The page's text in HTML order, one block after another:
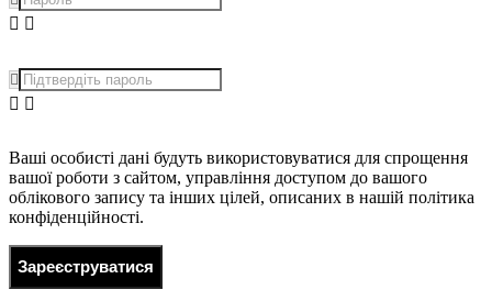
Ваші особисті дані будуть використовуватися для спрощення
вашої роботи з сайтом, управління доступом до вашого
облікового запису та інших цілей, описаних в нашій політика
конфіденційності.
Зареєструватися